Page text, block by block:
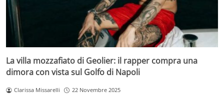
La villa mozzafiato di Geolier: il rapper compra una
dimora con vista sul Golfo di Napoli
Clarissa Missarelli 22 Novembre 2025